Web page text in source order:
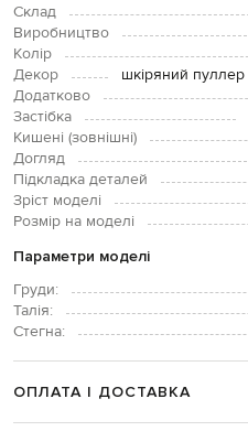
Склад
Виробництво
Колір
Декор
шкіряний
Додатково
Застібка
Кишені (зовнішні)
Догляд
Підкладка деталей
Зріст моделі
Розмір на моделі
Параметри моделі
Груди:
Талія:
Стегна:
ОПЛАТА І ДОСТАВКА